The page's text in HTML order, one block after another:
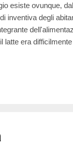
esiste ovunque,
inventiva degli
latte era
regolamentato in